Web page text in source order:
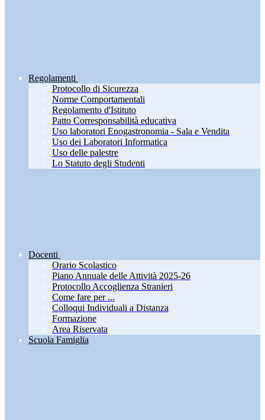
Regolamenti
Protocollo di Sicurezza
Norme Comportamentali
Regolamento d'Istituto
Patto Corresponsabilità educativa
Uso laboratori Enogastronomia - Sala e Vendita
Uso dei Laboratori Informatica
Uso delle palestre
Lo Statuto degli Studenti
Docenti
Orario Scolastico
Piano Annuale delle Attività 2025-26
Protocollo Accoglienza Stranieri
Come fare per ...
Colloqui Individuali a Distanza
Formazione
Area Riservata
Scuola Famiglia